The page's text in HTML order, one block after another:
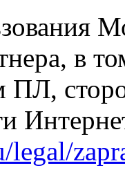
в
ПЛ,
legal/